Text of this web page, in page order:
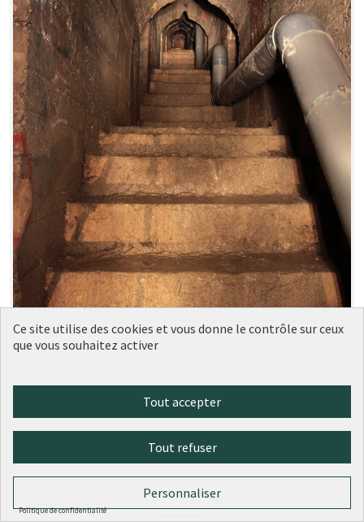
Une visite virtuelle du mystérieux
réseau souterrain des Arêtes de
au vote
Antonin 4 1
Ce site utilise des cookies et vous donne le contrôle sur ceux
que vous souhaitez activer
Tout accepter
Tout refuser
Personnaliser
Politique de confidentialité